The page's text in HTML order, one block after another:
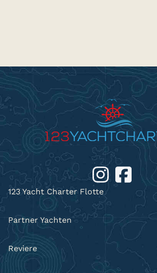
123 Yacht Charter Flotte
Partner Yachten
Reviere